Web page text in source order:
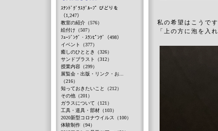
私の希望はこうで
「上の方に泡を入
ｽﾃﾝﾄﾞｸﾞﾗｽｸﾞﾙｰﾌﾟ びどりを
（1,247）
教室の紹介（576）
絵付け（507）
ﾌｭｰｼﾞﾝｸﾞ・ｽﾗﾝﾋﾟﾝｸﾞ（498）
イベント（377）
癒しのひととき（326）
サンドブラスト（312）
授業内容（299）
展覧会・出版・リンク・お...
（216）
知っておきたいこと（212）
その他（201）
ガラスについて（121）
工具・道具・部材（103）
2020新型コロナウイルス（100）
体験制作（94）